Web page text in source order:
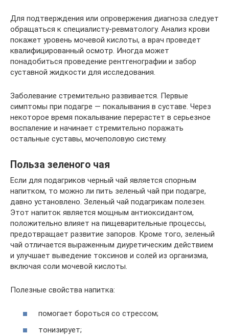
Для подтверждения или опровержения диагноза следует
обращаться к специалисту-ревматологу. Анализ крови
покажет уровень мочевой кислоты, а врач проведет
квалифицированный осмотр. Иногда может
понадобиться проведение рентгенографии и забор
суставной жидкости для исследования.
Заболевание стремительно развивается. Первые
симптомы при подагре — покалывания в суставе. Через
некоторое время покалывание перерастет в серьезное
воспаление и начинает стремительно поражать
остальные суставы, мочеполовую систему.
Польза зеленого чая
Если для подагриков черный чай является спорным
напитком, то можно ли пить зеленый чай при подагре,
давно установлено. Зеленый чай подагрикам полезен.
Этот напиток является мощным антиоксидантом,
положительно влияет на пищеварительные процессы,
предотвращает развитие запоров. Кроме того, зеленый
чай отличается выраженным диуретическим действием
и улучшает выведение токсинов и солей из организма,
включая соли мочевой кислоты.
Полезные свойства напитка:
помогает бороться со стрессом;
тонизирует;